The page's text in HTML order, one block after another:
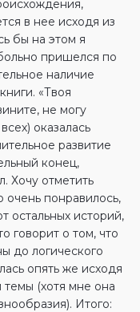
в нее исходя из
бы на этом я
пришелся по
наличие
«Твоя
не могу
оказалась
развитие
конец,
Хочу отметить
понравилось,
остальных историй,
говорит о том, что
до логического
опять же исходя
темы (хотя мне она
Итого: